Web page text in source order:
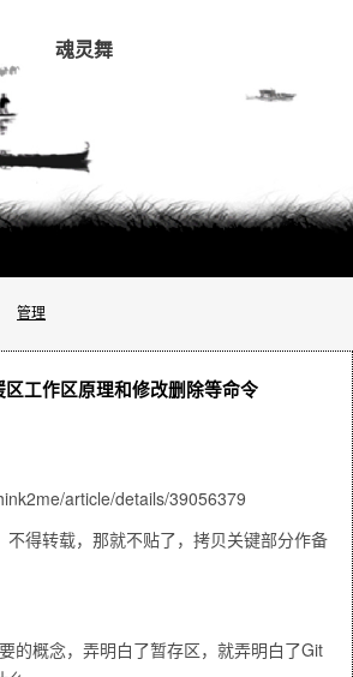
魂灵舞
管理
工作区原理和修改删除等命令
article/details/39056379
不得转载，那就不贴了，拷贝关键部分作备
的概念，弄明白了暂存区，就弄明白了Git